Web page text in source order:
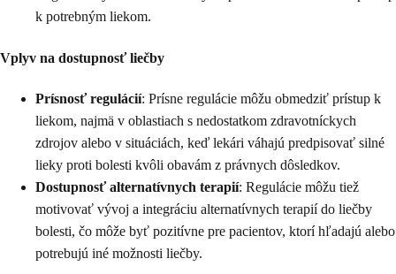
k potrebným liekom.
Vplyv na dostupnosť liečby
Prísnosť regulácií: Prísne regulácie môžu obmedziť prístup k
liekom, najmä v oblastiach s nedostatkom zdravotníckych
zdrojov alebo v situáciách, keď lekári váhajú predpisovať silné
lieky proti bolesti kvôli obavám z právnych dôsledkov.
Dostupnosť alternatívnych terapií: Regulácie môžu tiež
motivovať vývoj a integráciu alternatívnych terapií do liečby
bolesti, čo môže byť pozitívne pre pacientov, ktorí hľadajú alebo
potrebujú iné možnosti liečby.